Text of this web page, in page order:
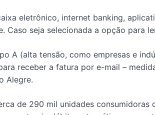
eletrônico, internet banking,
Caso seja selecionada a opção para
A (alta tensão, como empresas e
receber a fatura por e-mail –
Alegre.
de 290 mil unidades